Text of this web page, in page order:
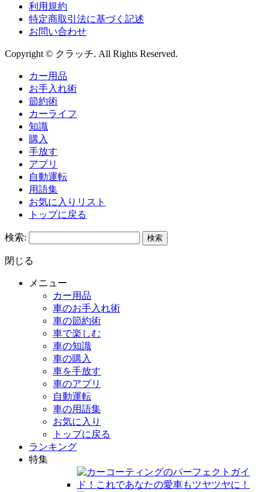
利用規約
特定商取引法に基づく記述
お問い合わせ
Copyright © クラッチ. All Rights Reserved.
カー用品
お手入れ術
節約術
カーライフ
知識
購入
手放す
アプリ
自動運転
用語集
お気に入りリスト
トップに戻る
検索:
閉じる
メニュー
カー用品
車のお手入れ術
車の節約術
車で楽しむ
車の知識
車の購入
車を手放す
車のアプリ
自動運転
車の用語集
お気に入り
トップに戻る
ランキング
特集